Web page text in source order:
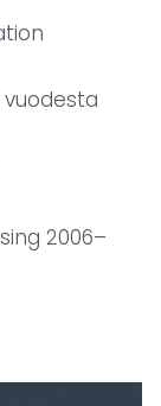
vuodesta
2006–